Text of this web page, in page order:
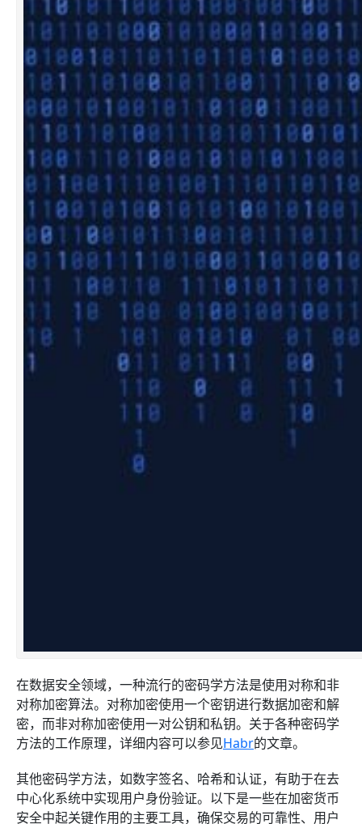
在数据安全领域，一种流行的密码学方法是使用对称和非
对称加密算法。对称加密使用一个密钥进行数据加密和解
密，而非对称加密使用一对公钥和私钥。关于各种密码学
方法的工作原理，详细内容可以参见Habr的文章。
其他密码学方法，如数字签名、哈希和认证，有助于在去
中心化系统中实现用户身份验证。以下是一些在加密货币
安全中起关键作用的主要工具，确保交易的可靠性、用户